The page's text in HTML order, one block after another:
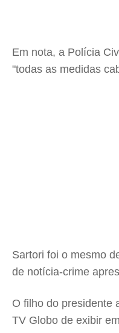
Em nota, a Polícia
"todas as medidas
Sartori foi o mesmo
de notícia-crime
O filho do presidente
TV Globo de exibir